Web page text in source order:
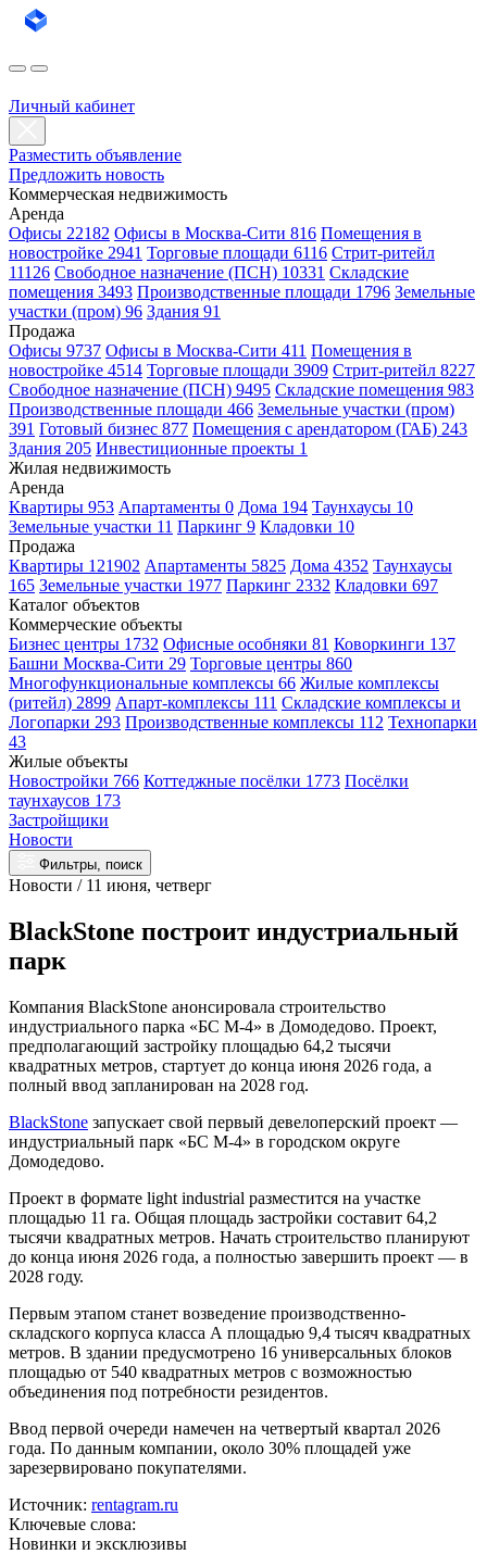
Личный кабинет
Разместить объявление
Предложить новость
Коммерческая недвижимость
Аренда
Офисы 22182 Офисы в Москва-Сити 816 Помещения в
новостройке 2941 Торговые площади 6116 Стрит-ритейл
11126 Свободное назначение (ПСН) 10331 Складские
помещения 3493 Производственные площади 1796 Земельные
участки (пром) 96 Здания 91
Продажа
Офисы 9737 Офисы в Москва-Сити 411 Помещения в
новостройке 4514 Торговые площади 3909 Стрит-ритейл 8227
Свободное назначение (ПСН) 9495 Складские помещения 983
Производственные площади 466 Земельные участки (пром)
391 Готовый бизнес 877 Помещения с арендатором (ГАБ) 243
Здания 205 Инвестиционные проекты 1
Жилая недвижимость
Аренда
Квартиры 953 Апартаменты 0 Дома 194 Таунхаусы 10
Земельные участки 11 Паркинг 9 Кладовки 10
Продажа
Квартиры 121902 Апартаменты 5825 Дома 4352 Таунхаусы
165 Земельные участки 1977 Паркинг 2332 Кладовки 697
Каталог объектов
Коммерческие объекты
Бизнес центры 1732 Офисные особняки 81 Коворкинги 137
Башни Москва-Сити 29 Торговые центры 860
Многофункциональные комплексы 66 Жилые комплексы
(ритейл) 2899 Апарт-комплексы 111 Складские комплексы и
Логопарки 293 Производственные комплексы 112 Технопарки
43
Жилые объекты
Новостройки 766 Коттеджные посёлки 1773 Посёлки
таунхаусов 173
Застройщики
Новости
Фильтры, поиск
Новости / 11 июня, четверг
BlackStone построит индустриальный
парк
Компания BlackStone анонсировала строительство
индустриального парка «БС М-4» в Домодедово. Проект,
предполагающий застройку площадью 64,2 тысячи
квадратных метров, стартует до конца июня 2026 года, а
полный ввод запланирован на 2028 год.
BlackStone запускает свой первый девелоперский проект —
индустриальный парк «БС М-4» в городском округе
Домодедово.
Проект в формате light industrial разместится на участке
площадью 11 га. Общая площадь застройки составит 64,2
тысячи квадратных метров. Начать строительство планируют
до конца июня 2026 года, а полностью завершить проект — в
2028 году.
Первым этапом станет возведение производственно-
складского корпуса класса А площадью 9,4 тысяч квадратных
метров. В здании предусмотрено 16 универсальных блоков
площадью от 540 квадратных метров с возможностью
объединения под потребности резидентов.
Ввод первой очереди намечен на четвертый квартал 2026
года. По данным компании, около 30% площадей уже
зарезервировано покупателями.
Источник: rentagram.ru
Ключевые слова:
Новинки и эксклюзивы